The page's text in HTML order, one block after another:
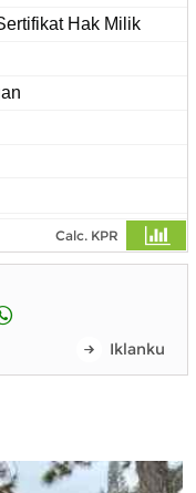
Hak Milik
Calc. KPR
Iklanku